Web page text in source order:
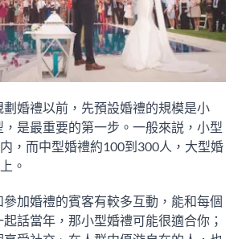
婚禮以前，先預設婚禮的規模是小
是最重要的第一步。一般來説，小型
，而中型婚禮約100到300人，大型婚
。
加婚禮的賓客有較多互動，能和每個
話當年，那小型婚禮可能很適合你；